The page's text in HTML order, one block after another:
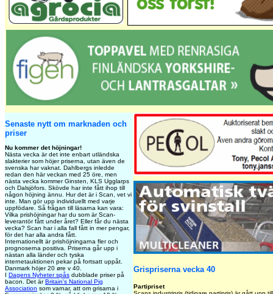
Senaste nytt om marknaden och
priser
Nu kommer det höjningar!
Nästa vecka är det inte enbart utländska
slakterier som höjer priserna, utan även de
svenska har vaknat. Dahlbergs inledde
redan den här veckan med 25 öre, men
nästa vecka kommer Ginsten, KLS Ugglarps
och Dalsjöfors. Skövde har inte fått ihop till
någon höjning ännu. Hur det är i Scan, vet vi
inte. Man gör upp individuellt med varje
uppfödare. Så frågan till läsarna kan vara:
Vilka prishöjningar har du som är Scan-
leverantör fått under året? Eller får du nästa
vecka? Scan har i alla fall fått in mer pengar,
för det har alla andra fått.
Internationellt är prishöjningarna fler och
prognoserna positiva. Priserna går upp i
nästan alla länder och tyska
internetauktionen pekar på fortsatt uppåt.
Danmark höjer 20 øre v 40.
I Dagens Nyheter spås dubblade priser på
bacon. Det ärBritain's National Pig
Association som varnar, att om grisarna i
Grispriserna vecka 40
Partipriset